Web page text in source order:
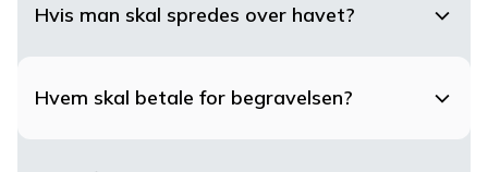
Hvis man skal spredes over havet?
Hvem skal betale for begravelsen?